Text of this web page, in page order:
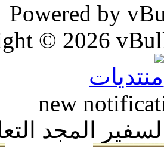
Powered by
© 2026
new
التعليمية